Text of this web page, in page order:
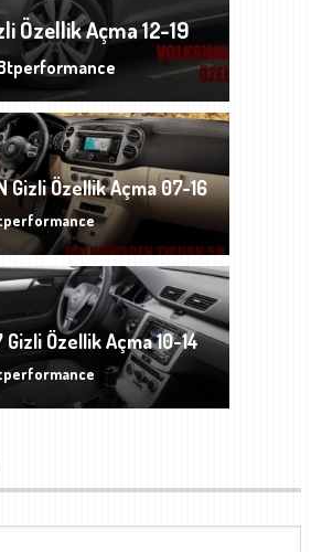
Özellik Açma 12-19
Gizli Özellik Açma 07-16
Gizli Özellik Açma 10-14